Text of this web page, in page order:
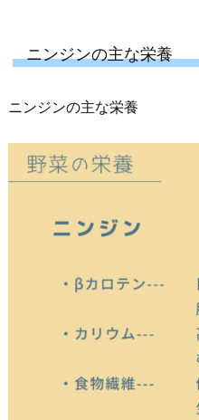
ニンジンの主な栄養
ニンジンの主な栄養